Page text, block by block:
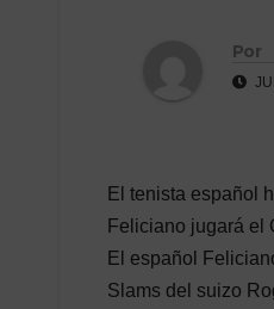
Por
El tenista español
Feliciano jugará el
El español
Slams del suizo